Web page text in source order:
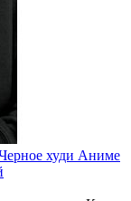
худи Аниме